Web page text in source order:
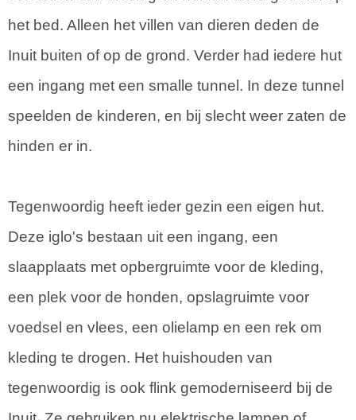
het bed. Alleen het villen van dieren deden de
Inuit buiten of op de grond. Verder had iedere hut
een ingang met een smalle tunnel. In deze tunnel
speelden de kinderen, en bij slecht weer zaten de
hinden er in.
Tegenwoordig heeft ieder gezin een eigen hut.
Deze iglo's bestaan uit een ingang, een
slaapplaats met opbergruimte voor de kleding,
een plek voor de honden, opslagruimte voor
voedsel en vlees, een olielamp en een rek om
kleding te drogen. Het huishouden van
tegenwoordig is ook flink gemoderniseerd bij de